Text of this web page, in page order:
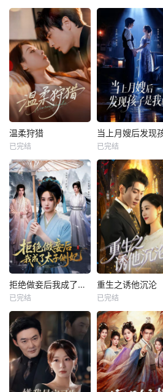
温柔狩猎
已完结 已完结
拒绝做妾后我成了太子侧妃
已完结
重生之诱他沉沦
已完结